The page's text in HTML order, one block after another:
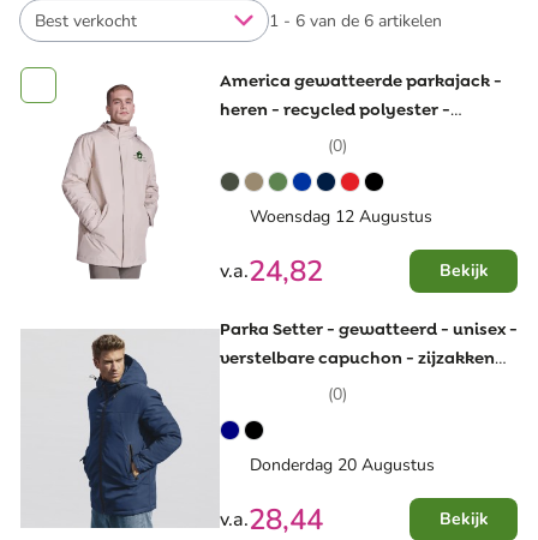
van uw parka met logo. Houd uw relaties en personeel warm met
een parka met logo opdruk!
1 - 6 van de 6 artikelen
Best verkocht
America gewatteerde parkajack -
heren - recycled polyester -
400g/m2 - waterdicht
(0)
Woensdag 12 Augustus
v.a.24,82 Bekijk
Parka Setter - gewatteerd - unisex -
verstelbare capuchon - zijzakken
(0)
Donderdag 20 Augustus
v.a.28,44 Bekijk